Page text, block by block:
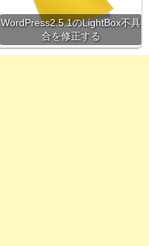
WordPress2.5.1のLightBox不具
合を修正する